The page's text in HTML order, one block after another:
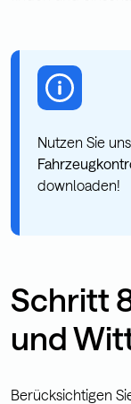
Nutzen Sie
downloaden!
Schritt
und
Berücksichtigen